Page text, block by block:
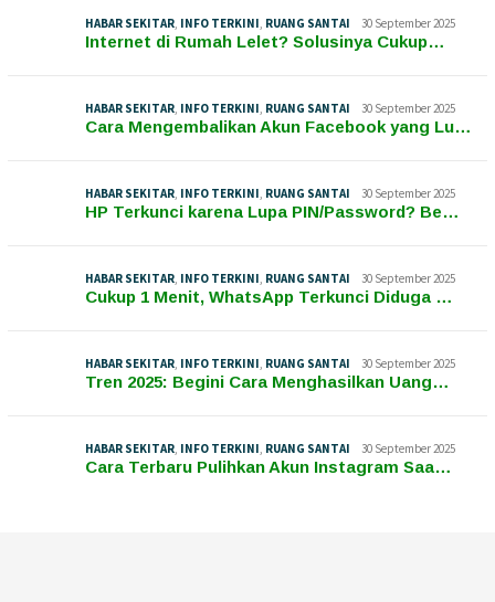
HABAR SEKITAR, INFO TERKINI, RUANG SANTAI 30 September 2025
Internet di Rumah Lelet? Solusinya Cukup…
HABAR SEKITAR, INFO TERKINI, RUANG SANTAI 30 September 2025
Cara Mengembalikan Akun Facebook yang Lu…
HABAR SEKITAR, INFO TERKINI, RUANG SANTAI 30 September 2025
HP Terkunci karena Lupa PIN/Password? Be…
HABAR SEKITAR, INFO TERKINI, RUANG SANTAI 30 September 2025
Cukup 1 Menit, WhatsApp Terkunci Diduga …
HABAR SEKITAR, INFO TERKINI, RUANG SANTAI 30 September 2025
Tren 2025: Begini Cara Menghasilkan Uang…
HABAR SEKITAR, INFO TERKINI, RUANG SANTAI 30 September 2025
Cara Terbaru Pulihkan Akun Instagram Saa…